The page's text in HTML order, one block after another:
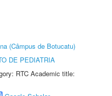
(Câmpus de Botucatu)
DE PEDIATRIA
RTC Academic title: